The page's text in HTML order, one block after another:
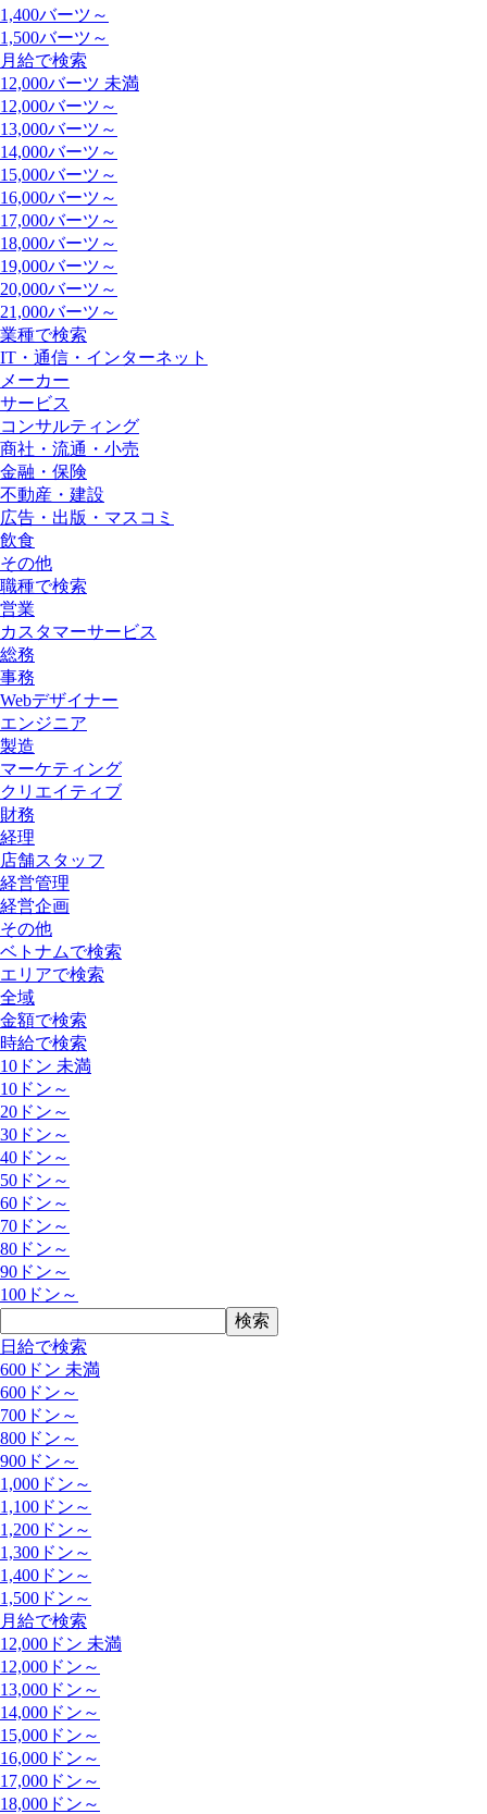
1,400バーツ～
1,500バーツ～
月給で検索
12,000バーツ 未満
12,000バーツ～
13,000バーツ～
14,000バーツ～
15,000バーツ～
16,000バーツ～
17,000バーツ～
18,000バーツ～
19,000バーツ～
20,000バーツ～
21,000バーツ～
業種で検索
IT・通信・インターネット
メーカー
サービス
コンサルティング
商社・流通・小売
金融・保険
不動産・建設
広告・出版・マスコミ
飲食
その他
職種で検索
営業
カスタマーサービス
総務
事務
Webデザイナー
エンジニア
製造
マーケティング
クリエイティブ
財務
経理
店舗スタッフ
経営管理
経営企画
その他
ベトナムで検索
エリアで検索
全域
金額で検索
時給で検索
10ドン 未満
10ドン～
20ドン～
30ドン～
40ドン～
50ドン～
60ドン～
70ドン～
80ドン～
90ドン～
100ドン～
日給で検索
600ドン 未満
600ドン～
700ドン～
800ドン～
900ドン～
1,000ドン～
1,100ドン～
1,200ドン～
1,300ドン～
1,400ドン～
1,500ドン～
月給で検索
12,000ドン 未満
12,000ドン～
13,000ドン～
14,000ドン～
15,000ドン～
16,000ドン～
17,000ドン～
18,000ドン～